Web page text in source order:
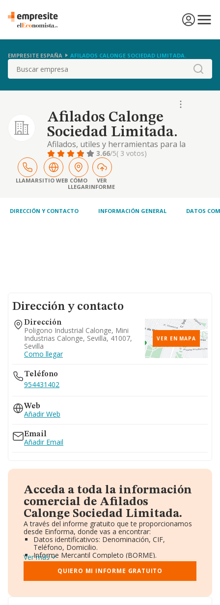
EMPRESITE ESPAÑA AFILADOS CALONGE SOCIEDAD LIMITADA.
Buscar
Afilados Calonge
Sociedad Limitada.
Afilados, utiles y herramientas para la
madera y metal duro. comercio de
maquinaria industrial.
3.66/5( 3 votos)
LLAMARSITIO WEB CÓMO
LLEGAR
VER
INFORME
DIRECCIÓN Y CONTACTO INFORMACIÓN GENERAL DATOS
Dirección y contacto
Dirección
Poligono Industrial Calonge, Mini
Industrias Calonge, Sevilla, 41007,
Sevilla
Como llegar
VER EN MAPA
Teléfono
954431402
Web
Añadir Web
Email
Añadir Email
Acceda a toda la información
comercial de Afilados
Calonge Sociedad Limitada.
A través del informe gratuito que te proporcionamos
desde Einforma, donde vas a encontrar:
Datos identificativos: Denominación, CIF,
Teléfono, Domicilio.
Informe Mercantil Completo (BORME).
Gráficos de Evolución Ventas y Empleados.
Consejo de Administración y Administradores.
Directivos y Ejecutivos.
Ver más
QUIERO MI INFORME GRATUITO